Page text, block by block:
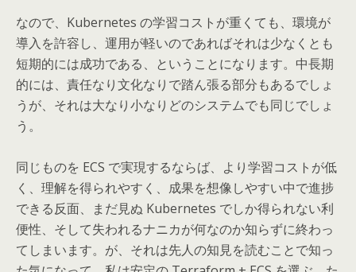
なので、Kubernetes の学習コストが重くても、環境が
導入を許容し、運用が軽いのであればそれは少なくとも
短期的には成功である、ということになります。中長期
的には、責任なり文化なりで踏ん張る部分もあるでしょ
うが、それは大なり小なりどのシステムでも同じでしょ
う。
同じものを ECS で実現するならば、より学習コストが低
く、理解を得られやすく、成果を想像しやすい中で進捗
できる反面、まだ見ぬ Kubernetes でしか得られない利
便性、そして失われるナニカが何なのか知らずに終わっ
てしまいます。が、それは先人の知見を読むことで知っ